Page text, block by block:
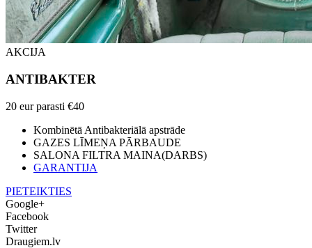
AKCIJA
ANTIBAKTER
20 eurparasti €40
Kombinētā Antibakteriālā apstrāde
GAZES LĪMEŅA PĀRBAUDE
SALONA FILTRA MAINA(DARBS)
GARANTIJA
PIETEIKTIES
Google+
Facebook
Twitter
Draugiem.lv